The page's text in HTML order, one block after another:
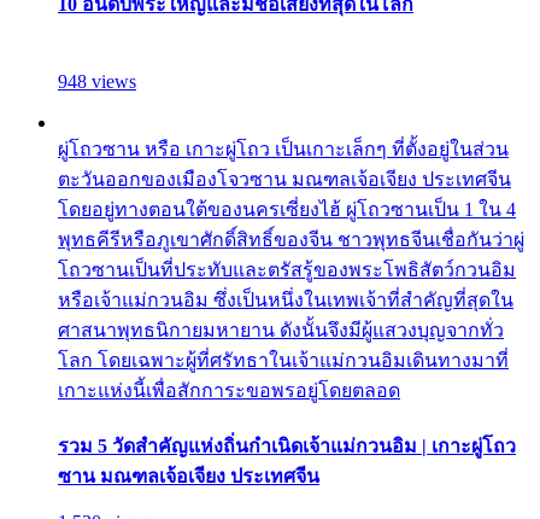
10 อันดับพระใหญ่และมีชื่อเสียงที่สุดในโลก
948 views
ผู่โถวซาน หรือ เกาะผู่โถว เป็นเกาะเล็กๆ ที่ตั้งอยู่ในส่วน
ตะวันออกของเมืองโจวซาน มณฑลเจ้อเจียง ประเทศจีน
โดยอยู่ทางตอนใต้ของนครเซี่ยงไฮ้ ผู่โถวซานเป็น 1 ใน 4
พุทธคีรีหรือภูเขาศักดิ์สิทธิ์ของจีน ชาวพุทธจีนเชื่อกันว่าผู่
โถวซานเป็นที่ประทับและตรัสรู้ของพระโพธิสัตว์กวนอิม
หรือเจ้าแม่กวนอิม ซึ่งเป็นหนึ่งในเทพเจ้าที่สำคัญที่สุดใน
ศาสนาพุทธนิกายมหายาน ดังนั้นจึงมีผู้แสวงบุญจากทั่ว
โลก โดยเฉพาะผู้ที่ศรัทธาในเจ้าแม่กวนอิมเดินทางมาที่
เกาะแห่งนี้เพื่อสักการะขอพรอยู่โดยตลอด
รวม 5 วัดสำคัญแห่งถิ่นกำเนิดเจ้าแม่กวนอิม | เกาะผู่โถว
ซาน มณฑลเจ้อเจียง ประเทศจีน